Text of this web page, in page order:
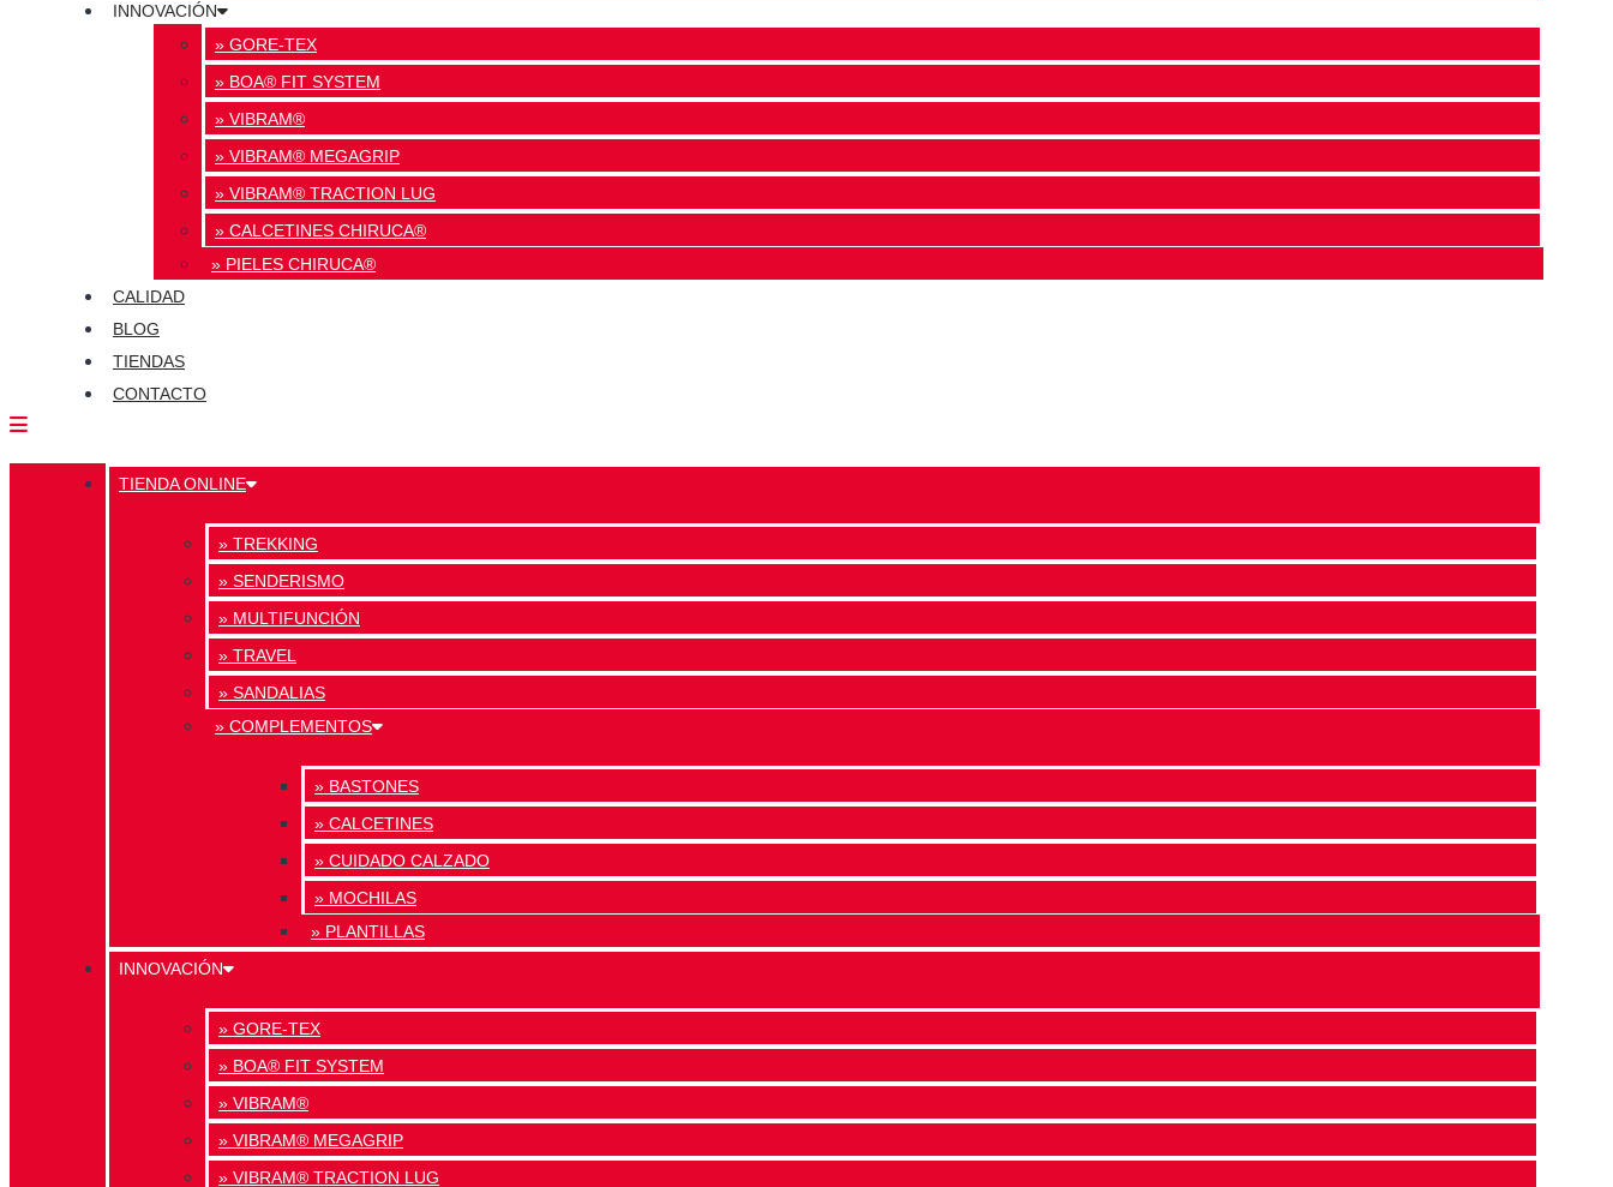
INNOVACIÓN
» GORE-TEX
» BOA® FIT SYSTEM
» VIBRAM®
» VIBRAM® MEGAGRIP
» VIBRAM® TRACTION LUG
» CALCETINES CHIRUCA®
» PIELES CHIRUCA®
CALIDAD
BLOG
TIENDAS
CONTACTO
TIENDA ONLINE
» TREKKING
» SENDERISMO
» MULTIFUNCIÓN
» TRAVEL
» SANDALIAS
» COMPLEMENTOS
» BASTONES
» CALCETINES
» CUIDADO CALZADO
» MOCHILAS
» PLANTILLAS
INNOVACIÓN
» GORE-TEX
» BOA® FIT SYSTEM
» VIBRAM®
» VIBRAM® MEGAGRIP
» VIBRAM® TRACTION LUG